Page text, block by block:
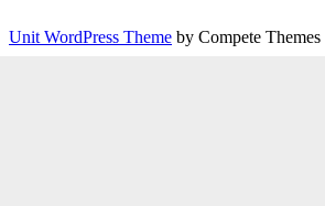
Unit WordPress Theme by Compete Themes